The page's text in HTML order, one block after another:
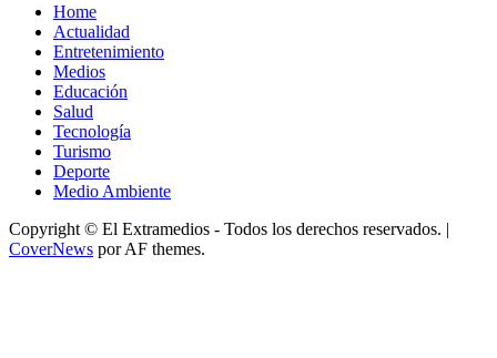
Home
Actualidad
Entretenimiento
Medios
Educación
Salud
Tecnología
Turismo
Deporte
Medio Ambiente
Copyright © El Extramedios - Todos los derechos reservados. |
CoverNews por AF themes.